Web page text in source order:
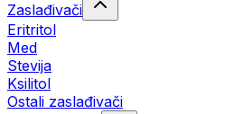
Zaslađivači
Eritritol
Med
Stevija
Ksilitol
Ostali zaslađivači